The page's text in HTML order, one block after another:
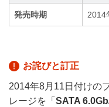
発売時期 2014
お詫びと訂正
2014年8月11日付けの
レージを「 SATA